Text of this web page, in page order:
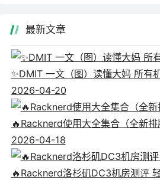
最新文章
✨DMIT 一文（图）读懂大妈 所有
2026-04-20
🔥Racknerd使用大全集合（全新
2026-04-18
🔥Racknerd洛杉矶DC3机房测评